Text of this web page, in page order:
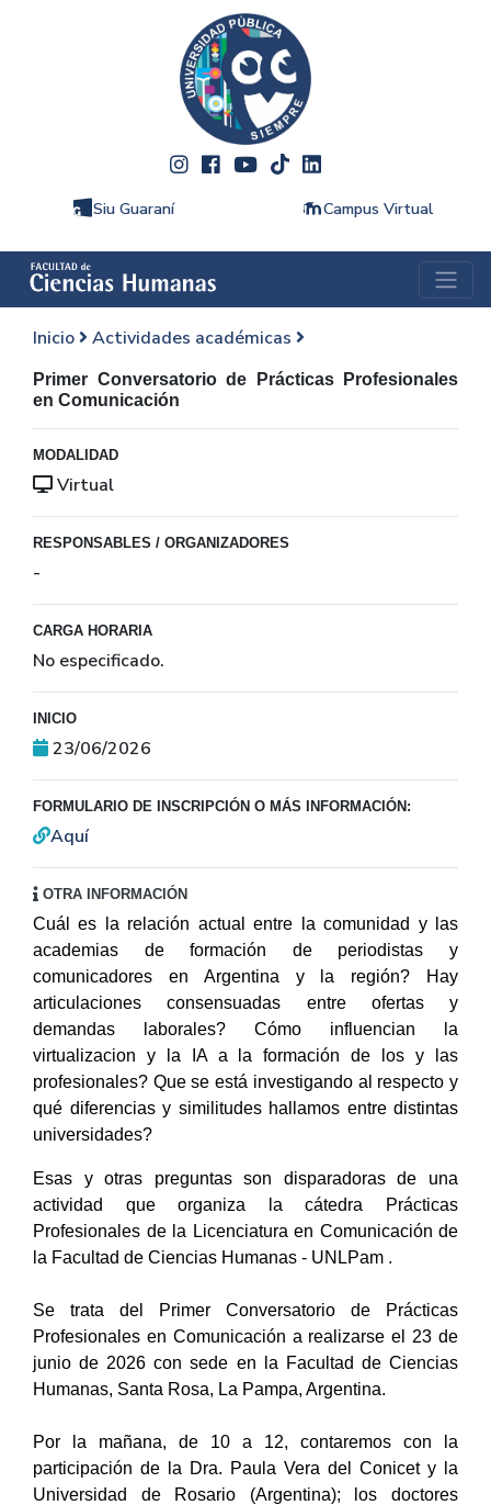
Siu Guaraní Campus Virtual
Inicio Actividades académicas
Primer Conversatorio de Prácticas Profesionales
en Comunicación
MODALIDAD
Virtual
RESPONSABLES / ORGANIZADORES
-
CARGA HORARIA
No especificado.
INICIO
23/06/2026
FORMULARIO DE INSCRIPCIÓN O MÁS INFORMACIÓN:
Aquí
OTRA INFORMACIÓN
Cuál es la relación actual entre la comunidad y las
academias de formación de periodistas y
comunicadores en Argentina y la región? Hay
articulaciones consensuadas entre ofertas y
demandas laborales? Cómo influencian la
virtualizacion y la IA a la formación de los y las
profesionales? Que se está investigando al respecto y
qué diferencias y similitudes hallamos entre distintas
universidades?
Esas y otras preguntas son disparadoras de una
actividad que organiza la cátedra Prácticas
Profesionales de la Licenciatura en Comunicación de
la Facultad de Ciencias Humanas - UNLPam .
Se trata del Primer Conversatorio de Prácticas
Profesionales en Comunicación a realizarse el 23 de
junio de 2026 con sede en la Facultad de Ciencias
Humanas, Santa Rosa, La Pampa, Argentina.
Por la mañana, de 10 a 12, contaremos con la
participación de la Dra. Paula Vera del Conicet y la
Universidad de Rosario (Argentina); los doctores